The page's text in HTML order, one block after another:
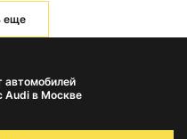
еще
автомобилей
Audi в Москве